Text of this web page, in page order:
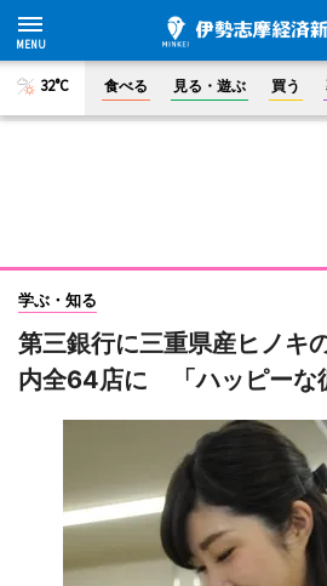
32°C 食べる 見る・遊ぶ 買う
学ぶ・知る
第三銀行に三重県産ヒノキ
内全64店に 「ハッピーな